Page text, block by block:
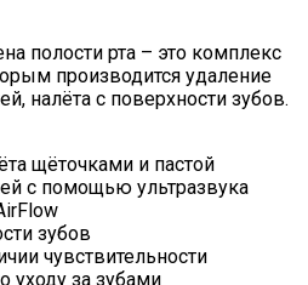
полости рта – это комплекс
производится удаление
налёта с поверхности зубов.
щёточками и пастой
с помощью ультразвука
зубов
чувствительности
уходу за зубами